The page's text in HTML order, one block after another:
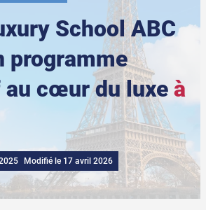
School ABC
programme
cœur du luxe à
Modifié le 17 avril 2026